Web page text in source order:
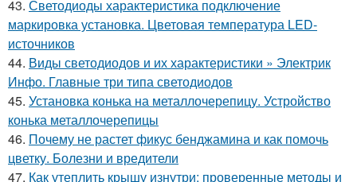
43. Светодиоды характеристика подключение
маркировка установка. Цветовая температура LED-
источников
44. Виды светодиодов и их характеристики » Электрик
Инфо. Главные три типа светодиодов
45. Установка конька на металлочерепицу. Устройство
конька металлочерепицы
46. Почему не растет фикус бенджамина и как помочь
цветку. Болезни и вредители
47. Как утеплить крышу изнутри: проверенные методы и